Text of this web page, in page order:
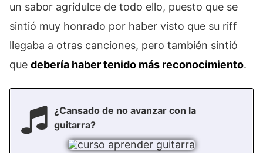
un sabor agridulce de todo ello, puesto que se
sintió muy honrado por haber visto que su riff
llegaba a otras canciones, pero también sintió
que debería haber tenido más reconocimiento.
¿Cansado de no avanzar con la
guitarra?